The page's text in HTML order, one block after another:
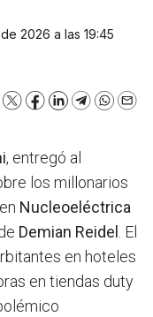
2026 a las 19:45
X Facebook
LinkedInTelegram
, entregó al
los millonarios
en Nucleoeléctrica
Demian Reidel
. El
en hoteles
en tiendas duty